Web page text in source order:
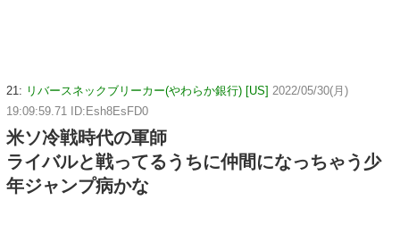
21: リバースネックブリーカー(やわらか銀行) [US] 2022/05/30(月)
19:09:59.71 ID:Esh8EsFD0
米ソ冷戦時代の軍師
ライバルと戦ってるうちに仲間になっちゃう少
年ジャンプ病かな